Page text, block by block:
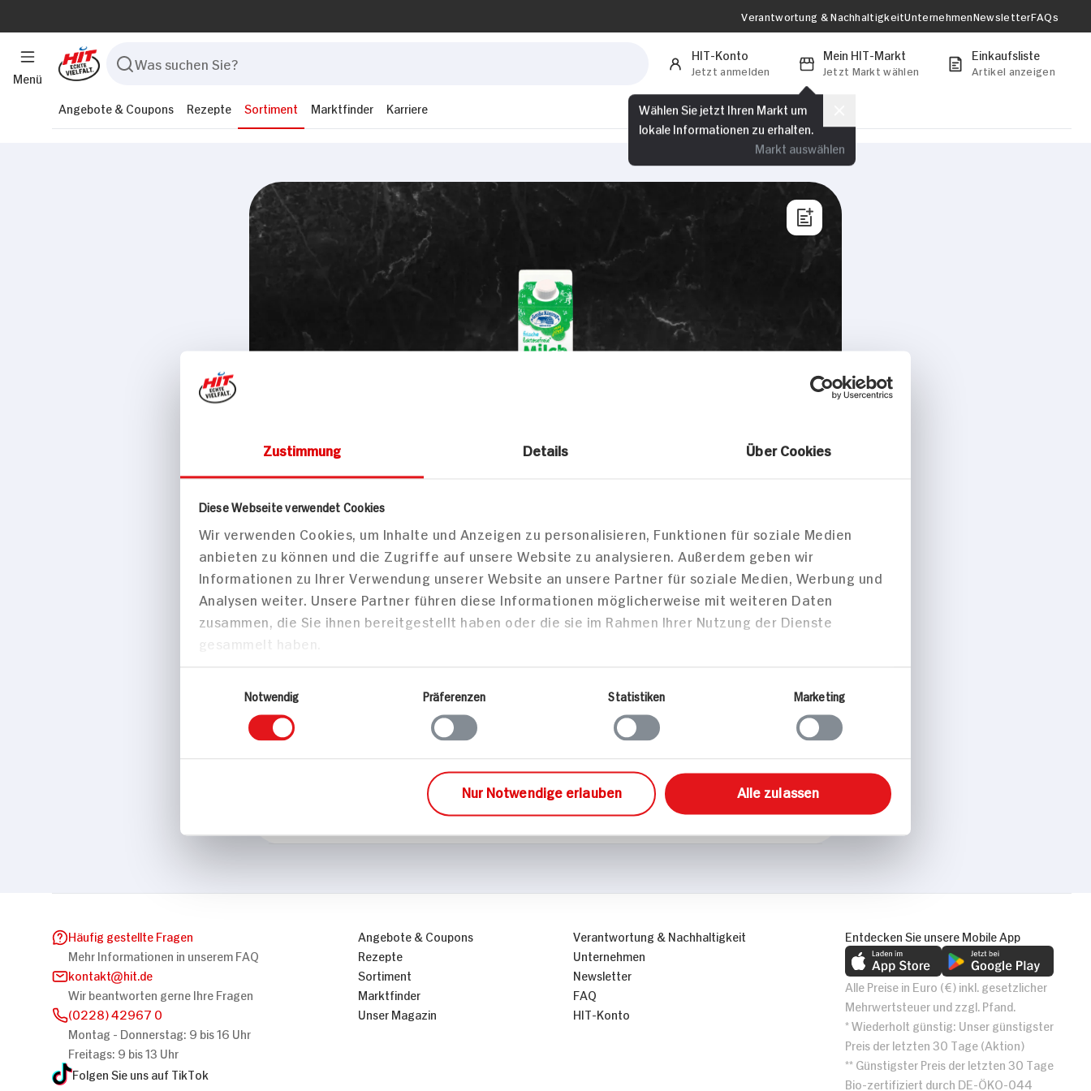
Zustimmung Details Über Cookies
Diese Webseite verwendet Cookies
Wir verwenden Cookies, um Inhalte und Anzeigen zu personalisieren, Funktionen für soziale Medien
anbieten zu können und die Zugriffe auf unsere Website zu analysieren. Außerdem geben wir
Informationen zu Ihrer Verwendung unserer Website an unsere Partner für soziale Medien, Werbung und
Analysen weiter. Unsere Partner führen diese Informationen möglicherweise mit weiteren Daten
zusammen, die Sie ihnen bereitgestellt haben oder die sie im Rahmen Ihrer Nutzung der Dienste
gesammelt haben.
Notwendig
Präferenzen Statistiken Marketing
Nur Notwendige erlauben Alle zulassen
Menü
Verantwortung & NachhaltigkeitUnternehmenNewsletterFAQs
HIT-Konto
Jetzt anmelden
Mein HIT-Markt
Jetzt Markt wählen
Wählen Sie jetzt Ihren Markt um
lokale Informationen zu erhalten.
Markt auswählen
Einkaufsliste
Artikel anzeigen
Angebote & Coupons Rezepte Sortiment Marktfinder Karriere
Käse, Eier & Molkerei Milch
Große Kintrup Vollmilch 3,8% Fett
Markt finden
Bitte wählen Sie einen Markt aus,
um lokale Informationen zu sehen.
Eigenschaften
Laktosefrei Ohne Gentechnik
Häufig gestellte Fragen
Mehr Informationen in unserem FAQ
kontakt
hit.de
Wir beantworten gerne Ihre Fragen
(0228) 42967 0
Montag - Donnerstag: 9 bis 16 Uhr
Freitags: 9 bis 13 Uhr
Folgen Sie uns auf TikTok
Angebote & Coupons
Rezepte
Sortiment
Marktfinder
Unser Magazin
Verantwortung & Nachhaltigkeit
Unternehmen
Newsletter
FAQ
HIT-Konto
Entdecken Sie unsere Mobile App
Alle Preise in Euro (€) inkl. gesetzlicher
Mehrwertsteuer und zzgl. Pfand.
* Wiederholt günstig: Unser günstigster
Preis der letzten 30 Tage (Aktion)
** Günstigster Preis der letzten 30 Tage
Bio-zertifiziert durch DE-ÖKO-044